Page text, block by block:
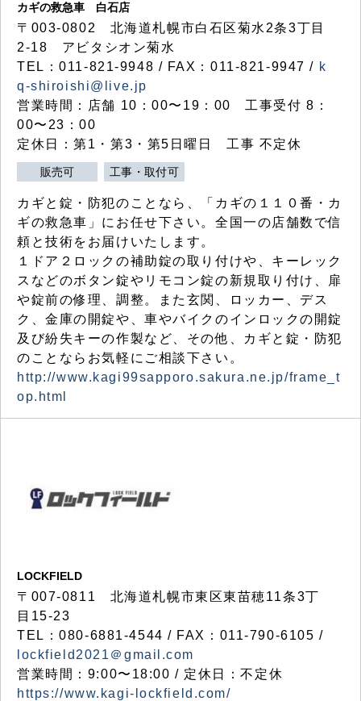
カギの救急車 白石店
〒003-0802 北海道札幌市白石区菊水2条3丁目
2-18 アビタシオン菊水
TEL：011-821-9948 / FAX：011-821-9947 / k
q-shiroishi@live.jp
営業時間：店舗 10：00〜19：00 工事受付 8：
00〜23：00
定休日：第1・第3・第5日曜日 工事 不定休
販売可 工事・取付可
カギと錠・防犯のことなら、「カギの１１０番・カ
ギの救急車」にお任せ下さい。全国一の店舗数で信
頼と技術をお届けいたします。
１ドア２ロックの補助錠の取り付けや、キーレック
スなどのボタン錠やリモコン錠の新規取り付け、扉
や錠前の修理、調整。また玄関、ロッカー、デス
ク、金庫の開錠や、車やバイクのインロックの開錠
及び紛失キーの作製など、その他、カギと錠・防犯
のことならお気軽にご相談下さい。
http://www.kagi99sapporo.sakura.ne.jp/frame_t
op.html
LOCKFIELD
〒007-0811 北海道札幌市東区東苗穂11条3丁
目15-23
TEL：080-6881-4544 / FAX：011-790-6105 /
lockfield2021＠gmail.com
営業時間：9:00〜18:00 / 定休日：不定休
https://www.kagi-lockfield.com/